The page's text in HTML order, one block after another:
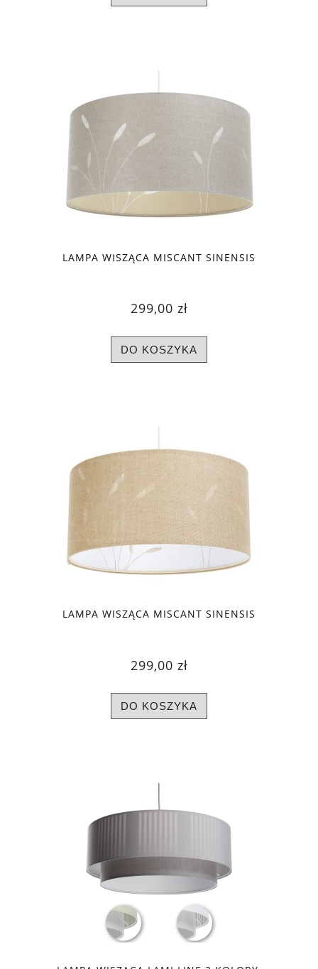
LAMPA WISZĄCA MISCANT SINENSIS
299,00 zł
DO KOSZYKA
LAMPA WISZĄCA MISCANT SINENSIS
299,00 zł
DO KOSZYKA